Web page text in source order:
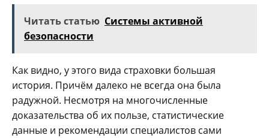
Читать статью Системы активной
безопасности
Как видно, у этого вида страховки большая
история. Причём далеко не всегда она была
радужной. Несмотря на многочисленные
доказательства об их пользе, статистические
данные и рекомендации специалистов сами